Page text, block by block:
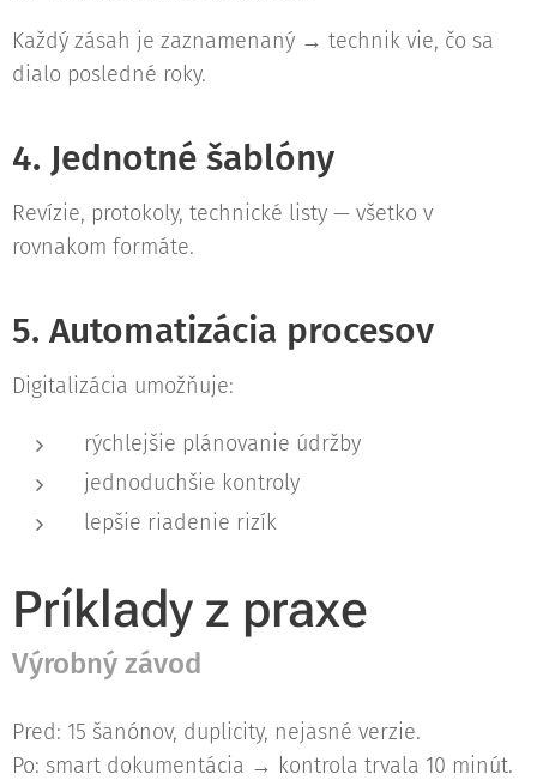
Každý zásah je zaznamenaný → technik vie, čo sa
dialo posledné roky.
4. Jednotné šablóny
Revízie, protokoly, technické listy — všetko v
rovnakom formáte.
5. Automatizácia procesov
Digitalizácia umožňuje:
rýchlejšie plánovanie údržby
jednoduchšie kontroly
lepšie riadenie rizík
Príklady z praxe
Výrobný závod
Pred: 15 šanónov, duplicity, nejasné verzie.
Po: smart dokumentácia → kontrola trvala 10 minút.